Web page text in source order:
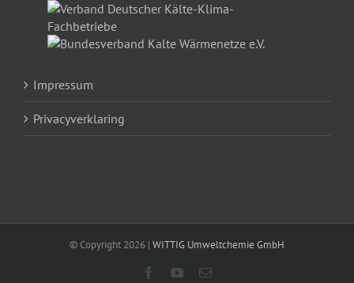
Impressum
Privacyverklaring
© Copyright 2026 | WITTIG Umweltchemie GmbH
FacebookYouTubeEmail